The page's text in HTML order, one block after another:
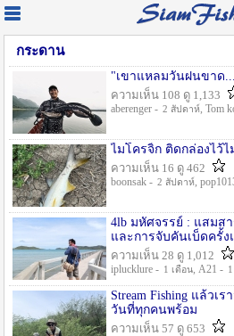
กระดาน
"เขาแหลมวันฝนขาด
ความเห็น 108 ดู 1,133
aberenger - 2 สัปดาห์, Tom
ไมโครจิ้ก ติดกล่องไว้ไ
ความเห็น 16 ดู 462
boonsak - 2 สัปดาห์,
4lb มหัศจรรย์ : แสมส
และการจับคันเบ็ดครั้ง
ความเห็น 28 ดู 1,012
iplucklure - 1 เดือน, A21 -
Stream Fishing แล้วเ
วันที่ทุกคนพร้อม
ความเห็น 57 ดู 653